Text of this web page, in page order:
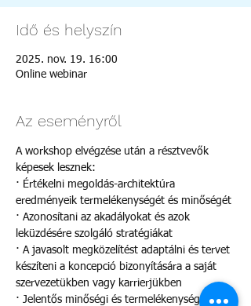
Idő és helyszín
2025. nov. 19. 16:00
Online webinar
Az eseményről
A workshop elvégzése után a résztvevők
képesek lesznek:
· Értékelni megoldás-architektúra
eredményeik termelékenységét és minőségét
· Azonosítani az akadályokat és azok
leküzdésére szolgáló stratégiákat
· A javasolt megközelítést adaptálni és tervet
készíteni a koncepció bizonyítására a saját
szervezetükben vagy karrierjükben
· Jelentős minőségi és termelékenységi